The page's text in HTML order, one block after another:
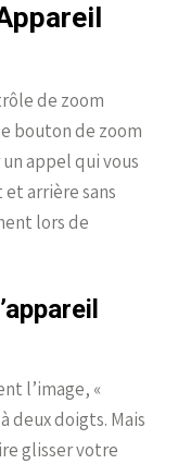
de zoom
bouton de zoom
appel qui vous
arrière sans
lors de
l’image, «
deux doigts. Mais
glisser votre